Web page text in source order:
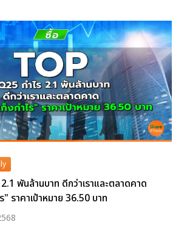
พันล้านบาท ดีกว่าเราและตลาดคาด
" ราคาเป้าหมาย 36.50 บาท